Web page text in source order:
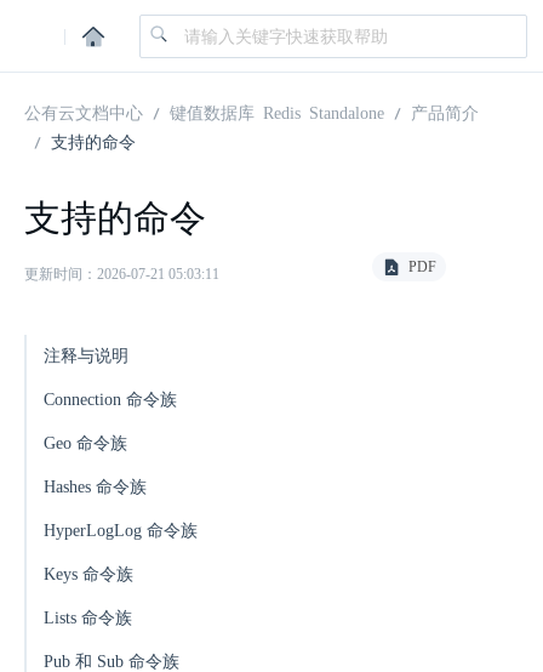
|
公有云文档中心 键值数据库 Redis Standalone
产品简介
支持的命令
支持的命令
更新时间：2026-07-21 05:03:11 PDF
注释与说明
Connection 命令族
Geo 命令族
Hashes 命令族
HyperLogLog 命令族
Keys 命令族
Lists 命令族
Pub 和 Sub 命令族